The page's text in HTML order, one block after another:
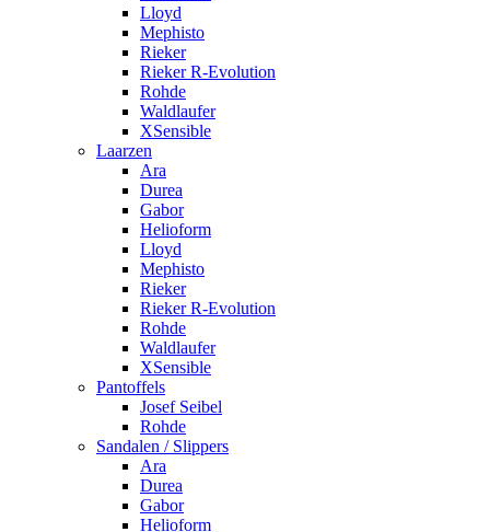
Lloyd
Mephisto
Rieker
Rieker R-Evolution
Rohde
Waldlaufer
XSensible
Laarzen
Ara
Durea
Gabor
Helioform
Lloyd
Mephisto
Rieker
Rieker R-Evolution
Rohde
Waldlaufer
XSensible
Pantoffels
Josef Seibel
Rohde
Sandalen / Slippers
Ara
Durea
Gabor
Helioform